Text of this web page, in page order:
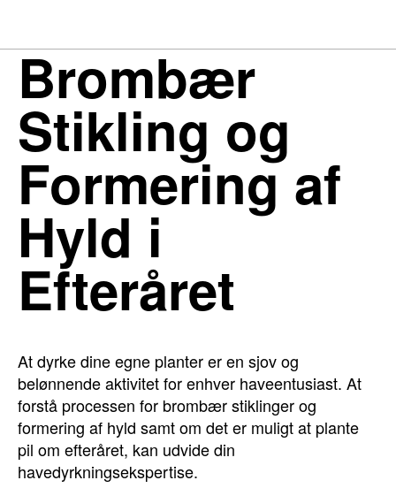
Brombær
Stikling og
Formering af
Hyld i
Efteråret
At dyrke dine egne planter er en sjov og
belønnende aktivitet for enhver haveentusiast. At
forstå processen for brombær stiklinger og
formering af hyld samt om det er muligt at plante
pil om efteråret, kan udvide din
havedyrkningsekspertise.